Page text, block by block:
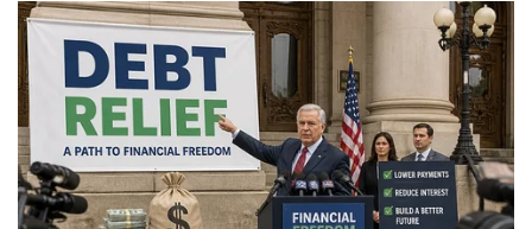
Thể thao
Bóng đá
Lịch thi đấu bóng đá
Thế giới thể thao
eSports
Hậu trường
Ô tô - Xe máy
Ô tô
Xe máy
Tư vấn